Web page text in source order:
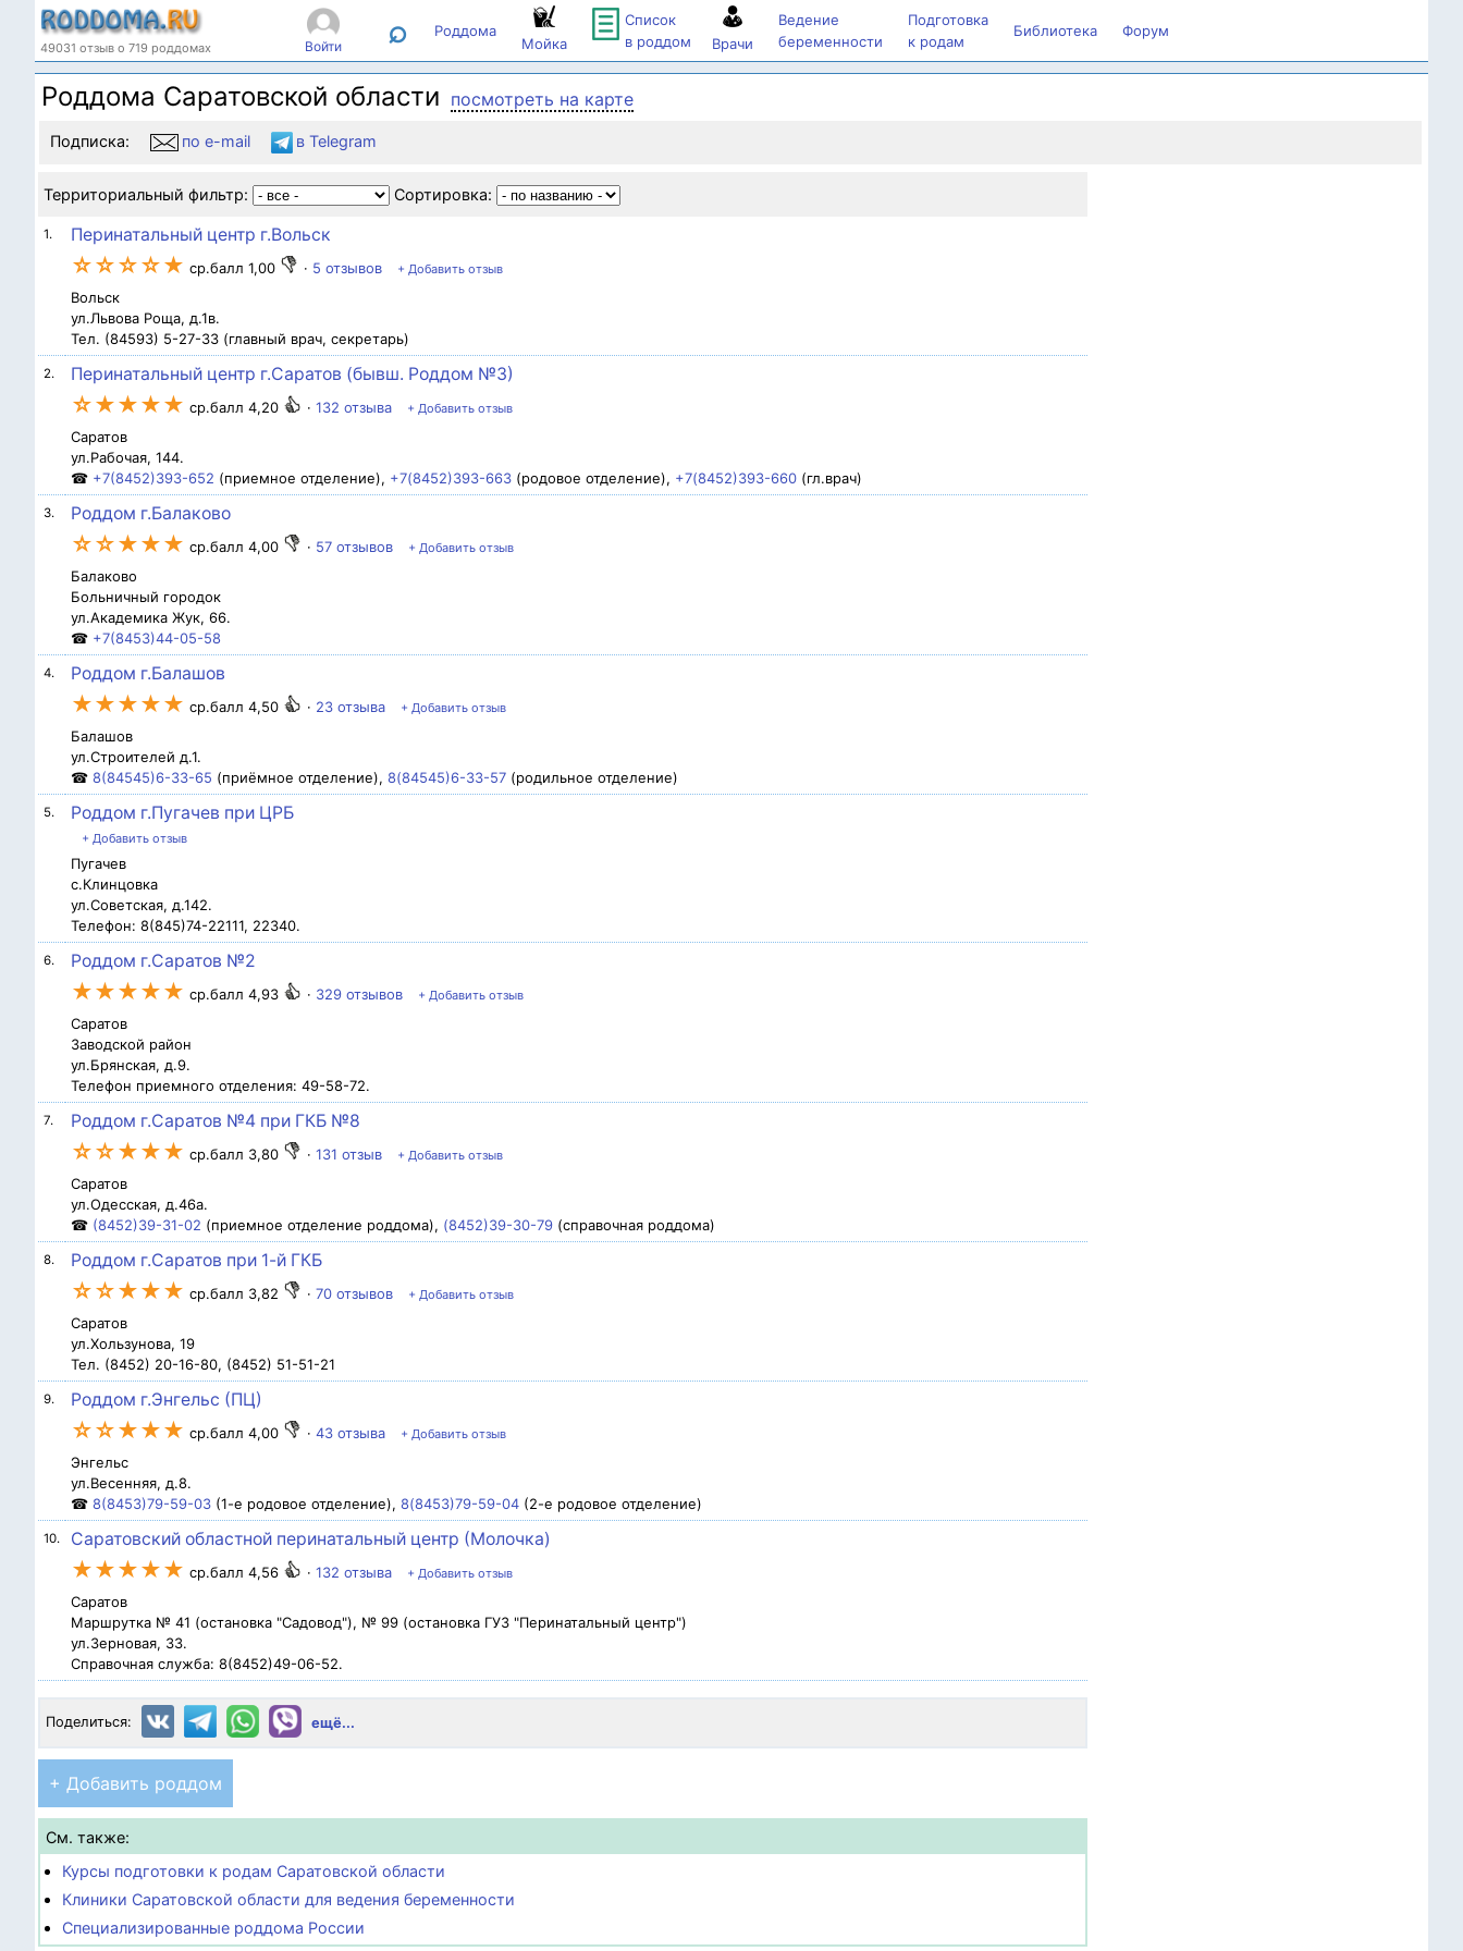
49031 отзыв о 719 роддомах Войти ⌕ Роддома
Мойка
Список
в роддом
Врачи
Ведение
беременности
Подготовка
к родам
Библиотека Форум
Роддома Саратовской области посмотреть на карте
Подписка: по e-mail в Telegram
Территориальный фильтр: Сортировка:
1. Перинатальный центр г.Вольск
☆☆☆☆★ ср.балл 1,00 · 5 отзывов + Добавить отзыв
Вольск
ул.Львова Роща, д.1в.
Тел. (84593) 5-27-33 (главный врач, секретарь)
2. Перинатальный центр г.Саратов (бывш. Роддом №3)
☆★★★★ ср.балл 4,20 · 132 отзыва + Добавить отзыв
Саратов
ул.Рабочая, 144.
☎ +7(8452)393-652 (приемное отделение), +7(8452)393-663 (родовое отделение), +7(8452)393-660 (гл.врач)
3. Роддом г.Балаково
☆☆★★★ ср.балл 4,00 · 57 отзывов + Добавить отзыв
Балаково
Больничный городок
ул.Академика Жук, 66.
☎ +7(8453)44-05-58
4. Роддом г.Балашов
★★★★★ ср.балл 4,50 · 23 отзыва + Добавить отзыв
Балашов
ул.Строителей д.1.
☎ 8(84545)6-33-65 (приёмное отделение), 8(84545)6-33-57 (родильное отделение)
5. Роддом г.Пугачев при ЦРБ
+ Добавить отзыв
Пугачев
с.Клинцовка
ул.Советская, д.142.
Телефон: 8(845)74-22111, 22340.
6. Роддом г.Саратов №2
★★★★★ ср.балл 4,93 · 329 отзывов + Добавить отзыв
Саратов
Заводской район
ул.Брянская, д.9.
Телефон приемного отделения: 49-58-72.
7. Роддом г.Саратов №4 при ГКБ №8
☆☆★★★ ср.балл 3,80 · 131 отзыв + Добавить отзыв
Саратов
ул.Одесская, д.46а.
☎ (8452)39-31-02 (приемное отделение роддома), (8452)39-30-79 (справочная роддома)
8. Роддом г.Саратов при 1-й ГКБ
☆☆★★★ ср.балл 3,82 · 70 отзывов + Добавить отзыв
Саратов
ул.Хользунова, 19
Тел. (8452) 20-16-80, (8452) 51-51-21
9. Роддом г.Энгельс (ПЦ)
☆☆★★★ ср.балл 4,00 · 43 отзыва + Добавить отзыв
Энгельс
ул.Весенняя, д.8.
☎ 8(8453)79-59-03 (1-е родовое отделение), 8(8453)79-59-04 (2-е родовое отделение)
10. Саратовский областной перинатальный центр (Молочка)
★★★★★ ср.балл 4,56 · 132 отзыва + Добавить отзыв
Саратов
Маршрутка № 41 (остановка "Садовод"), № 99 (остановка ГУЗ "Перинатальный центр")
ул.Зерновая, 33.
Справочная служба: 8(8452)49-06-52.
Поделиться: ещё...
+ Добавить роддом
См. также:
Курсы подготовки к родам Саратовской области
Клиники Саратовской области для ведения беременности
Специализированные роддома России